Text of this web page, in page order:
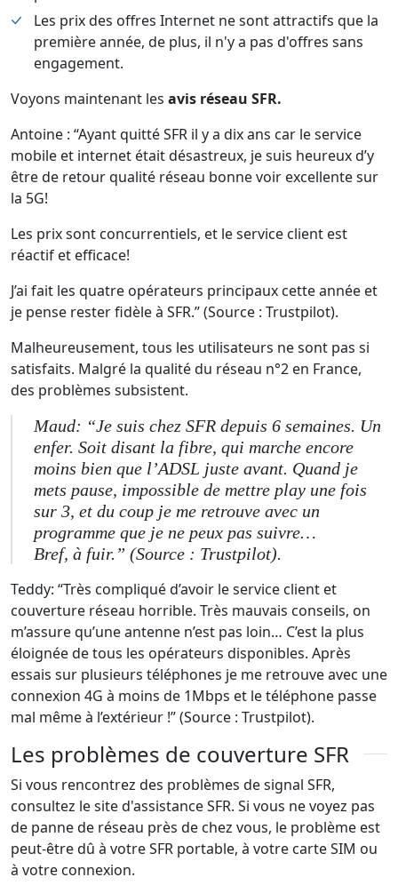
Les prix des offres Internet ne sont attractifs que la
première année, de plus, il n'y a pas d'offres sans
engagement.
Voyons maintenant les avis réseau SFR.
Antoine : “Ayant quitté SFR il y a dix ans car le service
mobile et internet était désastreux, je suis heureux d’y
être de retour qualité réseau bonne voir excellente sur
la 5G!
Les prix sont concurrentiels, et le service client est
réactif et efficace!
J’ai fait les quatre opérateurs principaux cette année et
je pense rester fidèle à SFR.” (Source : Trustpilot).
Malheureusement, tous les utilisateurs ne sont pas si
satisfaits. Malgré la qualité du réseau n°2 en France,
des problèmes subsistent.
Maud: “Je suis chez SFR depuis 6 semaines. Un
enfer. Soit disant la fibre, qui marche encore
moins bien que l’ADSL juste avant. Quand je
mets pause, impossible de mettre play une fois
sur 3, et du coup je me retrouve avec un
programme que je ne peux pas suivre…
Bref, à fuir.” (Source : Trustpilot).
Teddy: “Très compliqué d’avoir le service client et
couverture réseau horrible. Très mauvais conseils, on
m’assure qu’une antenne n’est pas loin… C’est la plus
éloignée de tous les opérateurs disponibles. Après
essais sur plusieurs téléphones je me retrouve avec une
connexion 4G à moins de 1Mbps et le téléphone passe
mal même à l’extérieur !” (Source : Trustpilot).
Les problèmes de couverture SFR
Si vous rencontrez des problèmes de signal SFR,
consultez le site d'assistance SFR. Si vous ne voyez pas
de panne de réseau près de chez vous, le problème est
peut-être dû à votre SFR portable, à votre carte SIM ou
à votre connexion.